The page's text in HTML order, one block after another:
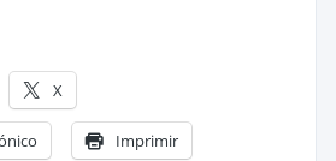
X
Imprimir